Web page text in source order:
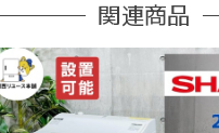
関連商品